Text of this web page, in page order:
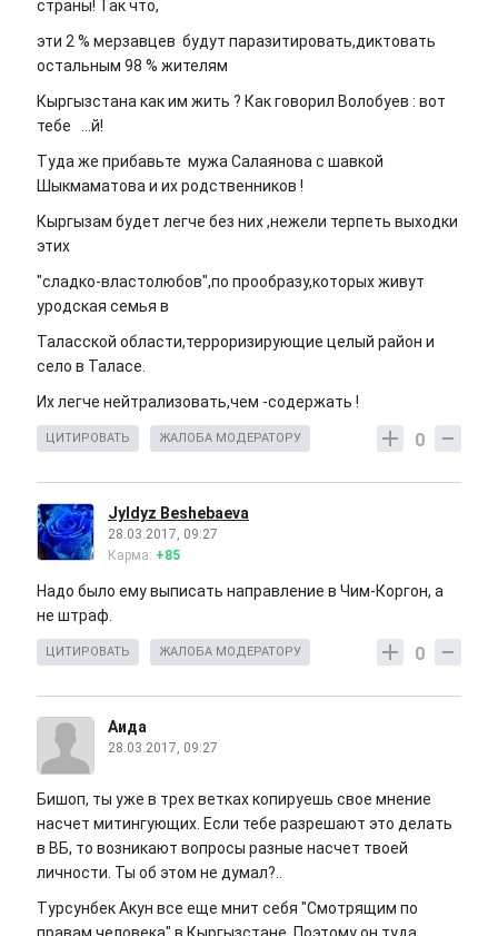
страны! Так что,
эти 2 % мерзавцев будут паразитировать,диктовать
остальным 98 % жителям
Кыргызстана как им жить ? Как говорил Волобуев : вот
тебе ...й!
Туда же прибавьте мужа Салаянова с шавкой
Шыкмаматова и их родственников !
Кыргызам будет легче без них ,нежели терпеть выходки
этих
"сладко-властолюбов",по прообразу,которых живут
уродская семья в
Таласской области,терроризирующие целый район и
село в Таласе.
Их легче нейтрализовать,чем -содержать !
0
ЦИТИРОВАТЬ ЖАЛОБА МОДЕРАТОРУ
Jyldyz Beshebaeva
28.03.2017, 09:27
Карма: +85
Надо было ему выписать направление в Чим-Коргон, а
не штраф.
0
ЦИТИРОВАТЬ ЖАЛОБА МОДЕРАТОРУ
Аида
28.03.2017, 09:27
Бишоп, ты уже в трех ветках копируешь свое мнение
насчет митингующих. Если тебе разрешают это делать
в ВБ, то возникают вопросы разные насчет твоей
личности. Ты об этом не думал?..
Турсунбек Акун все еще мнит себя "Смотрящим по